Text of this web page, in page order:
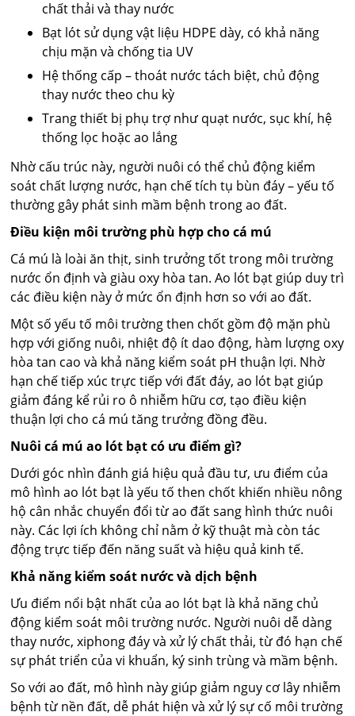
chất thải và thay nước
Bạt lót sử dụng vật liệu HDPE dày, có khả năng
chịu mặn và chống tia UV
Hệ thống cấp – thoát nước tách biệt, chủ động
thay nước theo chu kỳ
Trang thiết bị phụ trợ như quạt nước, sục khí, hệ
thống lọc hoặc ao lắng
Nhờ cấu trúc này, người nuôi có thể chủ động kiểm
soát chất lượng nước, hạn chế tích tụ bùn đáy – yếu tố
thường gây phát sinh mầm bệnh trong ao đất.
Điều kiện môi trường phù hợp cho cá mú
Cá mú là loài ăn thịt, sinh trưởng tốt trong môi trường
nước ổn định và giàu oxy hòa tan. Ao lót bạt giúp duy trì
các điều kiện này ở mức ổn định hơn so với ao đất.
Một số yếu tố môi trường then chốt gồm độ mặn phù
hợp với giống nuôi, nhiệt độ ít dao động, hàm lượng oxy
hòa tan cao và khả năng kiểm soát pH thuận lợi. Nhờ
hạn chế tiếp xúc trực tiếp với đất đáy, ao lót bạt giúp
giảm đáng kể rủi ro ô nhiễm hữu cơ, tạo điều kiện
thuận lợi cho cá mú tăng trưởng đồng đều.
Nuôi cá mú ao lót bạt có ưu điểm gì?
Dưới góc nhìn đánh giá hiệu quả đầu tư, ưu điểm của
mô hình ao lót bạt là yếu tố then chốt khiến nhiều nông
hộ cân nhắc chuyển đổi từ ao đất sang hình thức nuôi
này. Các lợi ích không chỉ nằm ở kỹ thuật mà còn tác
động trực tiếp đến năng suất và hiệu quả kinh tế.
Khả năng kiểm soát nước và dịch bệnh
Ưu điểm nổi bật nhất của ao lót bạt là khả năng chủ
động kiểm soát môi trường nước. Người nuôi dễ dàng
thay nước, xiphong đáy và xử lý chất thải, từ đó hạn chế
sự phát triển của vi khuẩn, ký sinh trùng và mầm bệnh.
So với ao đất, mô hình này giúp giảm nguy cơ lây nhiễm
bệnh từ nền đất, dễ phát hiện và xử lý sự cố môi trường